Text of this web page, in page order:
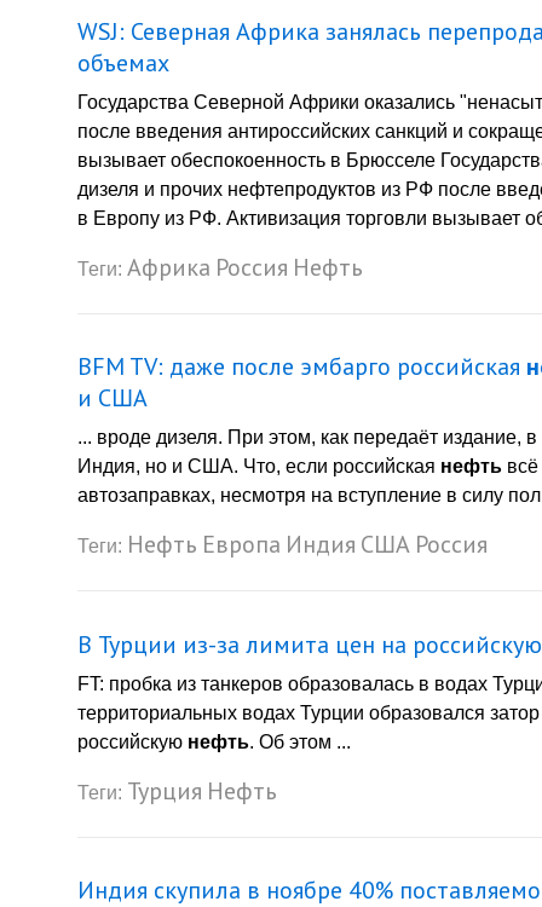
WSJ: Северная Африка занялась
объемах
Государства Северной Африки оказались
после введения антироссийских санкций и
вызывает обеспокоенность в Брюсселе
дизеля и прочих нефтепродуктов из РФ после
в Европу из РФ. Активизация торговли вызывает
Теги: Африка Россия Нефть
BFM TV: даже после эмбарго российская
и США
... вроде дизеля. При этом, как передаёт издание,
Индия, но и США. Что, если российская нефть
автозаправках, несмотря на вступление в силу
Теги: Нефть Европа Индия США Россия
В Турции из-за лимита цен на
FT: пробка из танкеров образовалась в водах
территориальных водах Турции образовался
российскую нефть. Об этом ...
Теги: Турция Нефть
Индия скупила в ноябре 40%